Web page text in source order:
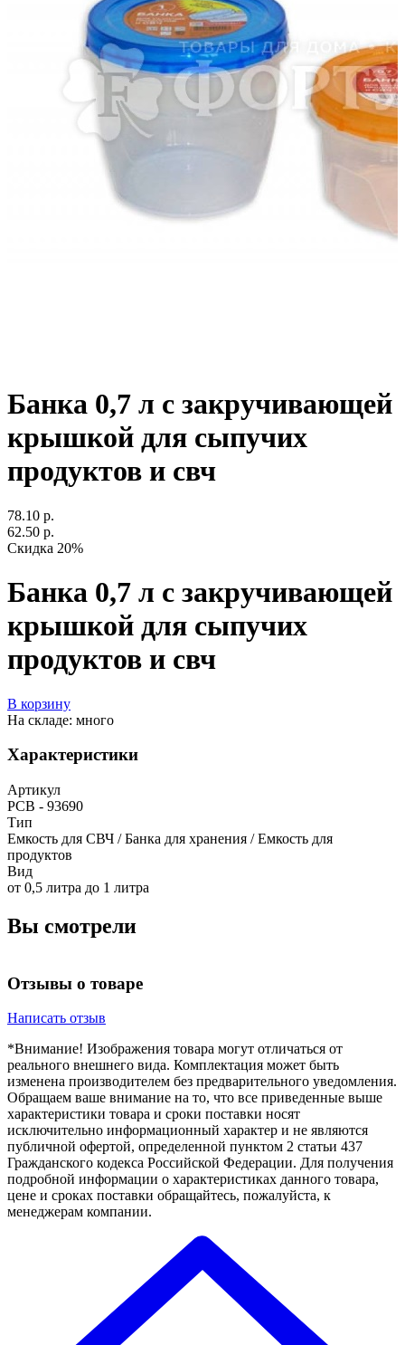
Банка 0,7 л с закручивающей
крышкой для сыпучих
продуктов и свч
78.10 р.
62.50 р.
Скидка 20%
Банка 0,7 л с закручивающей
крышкой для сыпучих
продуктов и свч
В корзину
На складе: много
Характеристики
Артикул
РСВ - 93690
Тип
Емкость для СВЧ / Банка для хранения / Емкость для
продуктов
Вид
от 0,5 литра до 1 литра
Вы смотрели
Отзывы о товаре
Написать отзыв
*Внимание! Изображения товара могут отличаться от
реального внешнего вида. Комплектация может быть
изменена производителем без предварительного уведомления.
Обращаем ваше внимание на то, что все приведенные выше
характеристики товара и сроки поставки носят
исключительно информационный характер и не являются
публичной офертой, определенной пунктом 2 статьи 437
Гражданского кодекса Российской Федерации. Для получения
подробной информации о характеристиках данного товара,
цене и сроках поставки обращайтесь, пожалуйста, к
менеджерам компании.